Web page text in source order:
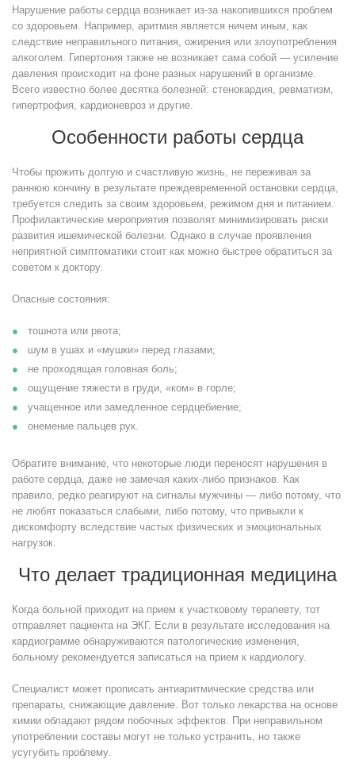
Нарушение работы сердца возникает из-за накопившихся проблем
со здоровьем. Например, аритмия является ничем иным, как
следствие неправильного питания, ожирения или злоупотребления
алкоголем. Гипертония также не возникает сама собой — усиление
давления происходит на фоне разных нарушений в организме.
Всего известно более десятка болезней: стенокардия, ревматизм,
гипертрофия, кардионевроз и другие.
Особенности работы сердца
Чтобы прожить долгую и счастливую жизнь, не переживая за
раннюю кончину в результате преждевременной остановки сердца,
требуется следить за своим здоровьем, режимом дня и питанием.
Профилактические мероприятия позволят минимизировать риски
развития ишемической болезни. Однако в случае проявления
неприятной симптоматики стоит как можно быстрее обратиться за
советом к доктору.
Опасные состояния:
тошнота или рвота;
шум в ушах и «мушки» перед глазами;
не проходящая головная боль;
ощущение тяжести в груди, «ком» в горле;
учащенное или замедленное сердцебиение;
онемение пальцев рук.
Обратите внимание, что некоторые люди переносят нарушения в
работе сердца, даже не замечая каких-либо признаков. Как
правило, редко реагируют на сигналы мужчины — либо потому, что
не любят показаться слабыми, либо потому, что привыкли к
дискомфорту вследствие частых физических и эмоциональных
нагрузок.
Что делает традиционная медицина
Когда больной приходит на прием к участковому терапевту, тот
отправляет пациента на ЭКГ. Если в результате исследования на
кардиограмме обнаруживаются патологические изменения,
больному рекомендуется записаться на прием к кардиологу.
Специалист может прописать антиаритмические средства или
препараты, снижающие давление. Вот только лекарства на основе
химии обладают рядом побочных эффектов. При неправильном
употреблении составы могут не только устранить, но также
усугубить проблему.